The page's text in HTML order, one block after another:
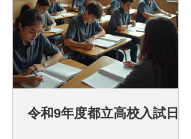
令和9年度都立高校入試日程